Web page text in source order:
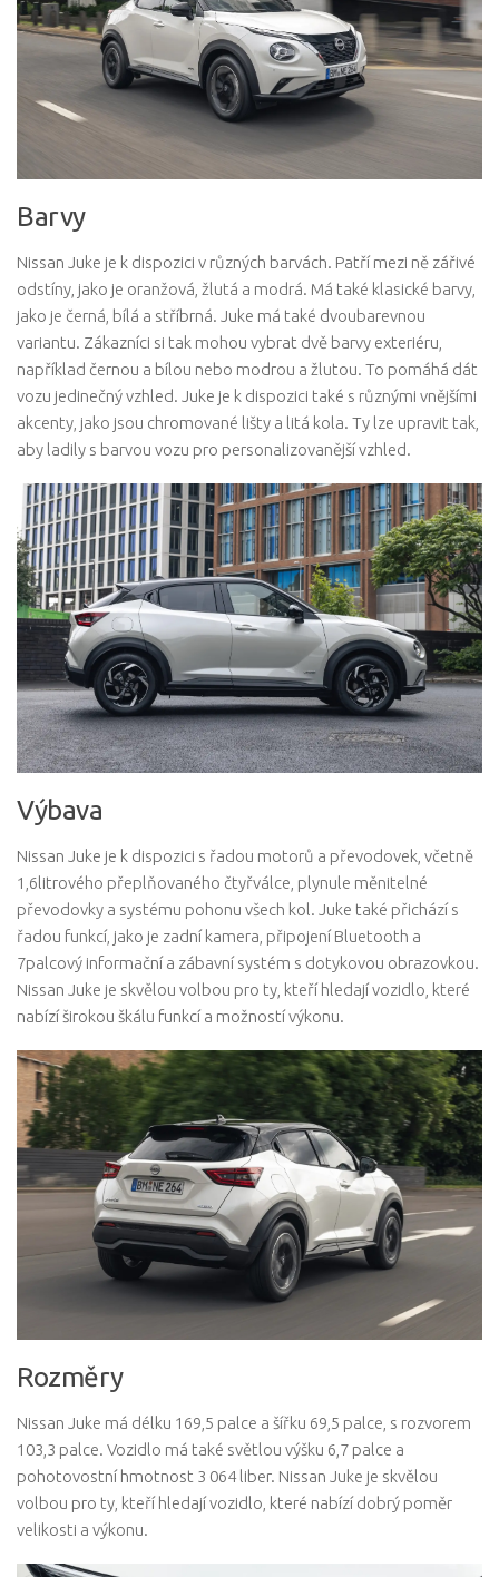
Barvy
Nissan Juke je k dispozici v různých barvách. Patří mezi ně zářivé
odstíny, jako je oranžová, žlutá a modrá. Má také klasické barvy,
jako je černá, bílá a stříbrná. Juke má také dvoubarevnou
variantu. Zákazníci si tak mohou vybrat dvě barvy exteriéru,
například černou a bílou nebo modrou a žlutou. To pomáhá dát
vozu jedinečný vzhled. Juke je k dispozici také s různými vnějšími
akcenty, jako jsou chromované lišty a litá kola. Ty lze upravit tak,
aby ladily s barvou vozu pro personalizovanější vzhled.
Výbava
Nissan Juke je k dispozici s řadou motorů a převodovek, včetně
1,6litrového přeplňovaného čtyřválce, plynule měnitelné
převodovky a systému pohonu všech kol. Juke také přichází s
řadou funkcí, jako je zadní kamera, připojení Bluetooth a
7palcový informační a zábavní systém s dotykovou obrazovkou.
Nissan Juke je skvělou volbou pro ty, kteří hledají vozidlo, které
nabízí širokou škálu funkcí a možností výkonu.
Rozměry
Nissan Juke má délku 169,5 palce a šířku 69,5 palce, s rozvorem
103,3 palce. Vozidlo má také světlou výšku 6,7 palce a
pohotovostní hmotnost 3 064 liber. Nissan Juke je skvělou
volbou pro ty, kteří hledají vozidlo, které nabízí dobrý poměr
velikosti a výkonu.